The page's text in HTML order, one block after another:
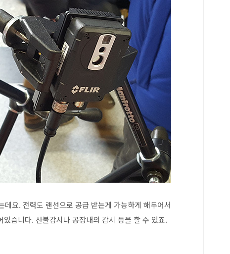
요. 전력도 랜선으로 공급 받는게 가능하게 해두어서
습니다. 산불감시나 공장내의 감시 등을 할 수 있죠.